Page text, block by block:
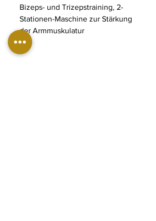
Bizeps- und Trizepstraining, 2-
Stationen-Maschine zur Stärkung
der Armmuskulatur